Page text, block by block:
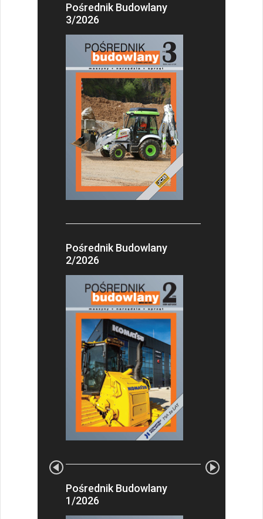
Pośrednik Budowlany
3/2026
Pośrednik Budowlany
2/2026
Pośrednik Budowlany
1/2026